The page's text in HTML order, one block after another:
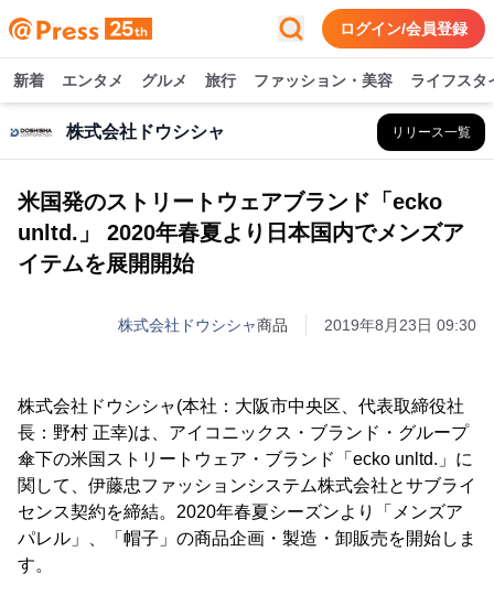
ログイン/会員登録
新着 エンタメ グルメ 旅行 ファッション・美容 ライフスタ
株式会社ドウシシャ リリース一覧
米国発のストリートウェアブランド「ecko
unltd.」 2020年春夏より日本国内でメンズア
イテムを展開開始
株式会社ドウシシャ商品 2019年8月23日 09:30
株式会社ドウシシャ(本社：大阪市中央区、代表取締役社
長：野村 正幸)は、アイコニックス・ブランド・グループ
傘下の米国ストリートウェア・ブランド「ecko unltd.」に
関して、伊藤忠ファッションシステム株式会社とサブライ
センス契約を締結。2020年春夏シーズンより「メンズア
パレル」、「帽子」の商品企画・製造・卸販売を開始しま
す。